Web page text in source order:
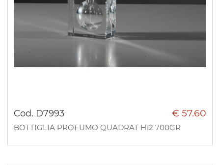
Cod. D7993 € 57.60
BOTTIGLIA PROFUMO QUADRAT H12 700GR